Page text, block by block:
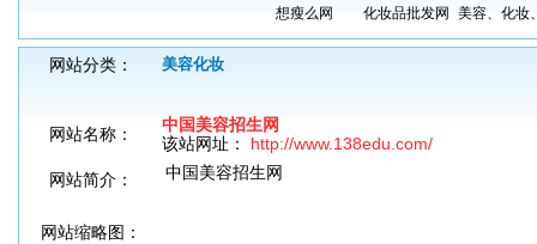
想瘦么网
化妆品批发网 美容、化妆
网站分类： 美容化妆
网站名称：
中国美容招生网
该站网址： http://www.138edu.com/
网站简介：
中国美容招生网
网站缩略图：